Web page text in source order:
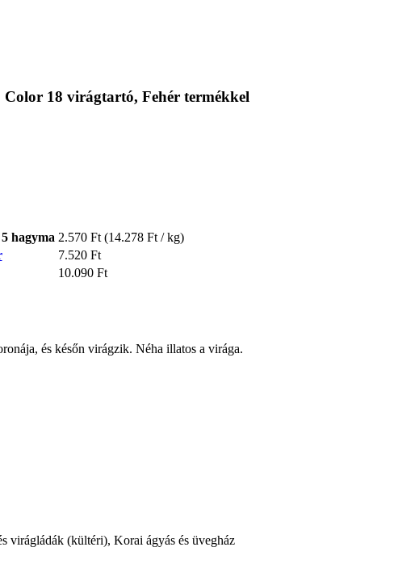
18 virágtartó, Fehér termékkel
hagyma 2.570 Ft (14.278 Ft / kg)
7.520 Ft
10.090 Ft
és későn virágzik. Néha illatos a virága.
virágládák (kültéri), Korai ágyás és üvegház